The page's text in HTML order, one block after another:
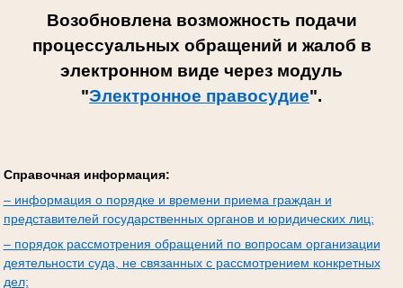
Возобновлена возможность подачи
процессуальных обращений и жалоб в
электронном виде через модуль
"Электронное правосудие".
Справочная информация:
– информация о порядке и времени приема граждан и
представителей государственных органов и юридических лиц;
– порядок рассмотрения обращений по вопросам организации
деятельности суда, не связанных с рассмотрением конкретных
дел;